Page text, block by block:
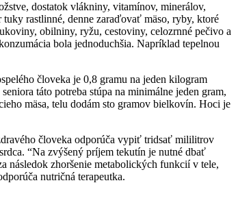
dostatok vlákniny, vitamínov, minerálov,
rastlinné, denne zaraďovať mäso, ryby, ktoré
obilniny, ryžu, cestoviny, celozrnné pečivo a
bola jednoduchšia. Napríklad tepelnou
človeka je 0,8 gramu na jeden kilogram
táto potreba stúpa na minimálne jeden gram,
mäsa, telu dodám sto gramov bielkovín. Hoci je
človeka odporúča vypiť tridsať mililitrov
“Na zvýšený príjem tekutín je nutné dbať
následok zhoršenie metabolických funkcií v tele,
nutričná terapeutka.